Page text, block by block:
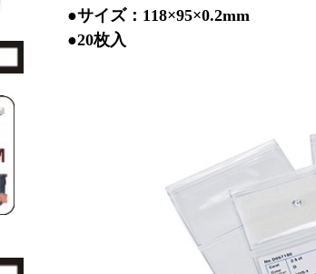
●サイズ：118×95×0.2mm
●20枚入